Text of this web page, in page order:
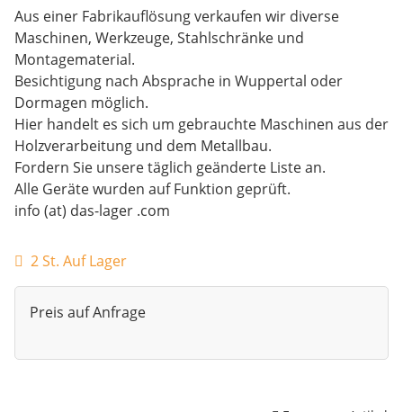
Aus einer Fabrikauflösung verkaufen wir diverse
Maschinen, Werkzeuge, Stahlschränke und
Montagematerial.
Besichtigung nach Absprache in Wuppertal oder
Dormagen möglich.
Hier handelt es sich um gebrauchte Maschinen aus der
Holzverarbeitung und dem Metallbau.
Fordern Sie unsere täglich geänderte Liste an.
Alle Geräte wurden auf Funktion geprüft.
info (at) das-lager .com
2 St. Auf Lager
Preis auf Anfrage